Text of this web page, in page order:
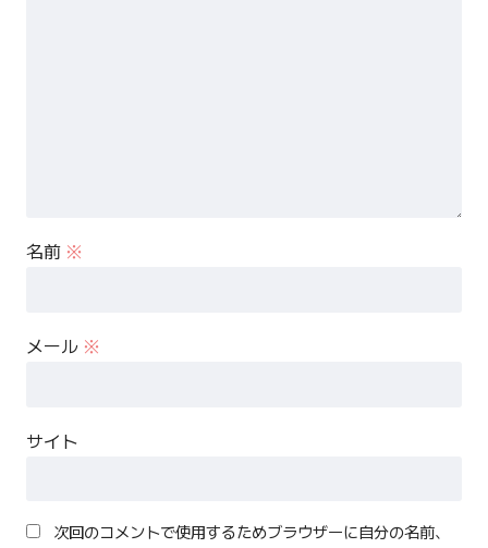
名前 ※
メール ※
サイト
次回のコメントで使用するためブラウザーに自分の名前、